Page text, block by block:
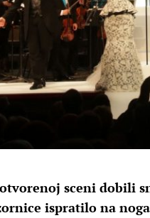
sceni dobili
ispratilo na